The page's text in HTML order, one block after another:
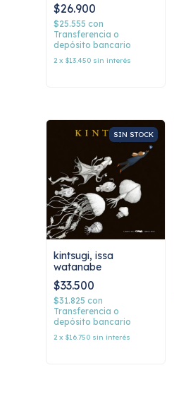
$26.900
$25.555 con
Transferencia o
depósito bancario
2 x $13.450 sin interés
SIN STOCK
kintsugi, issa
watanabe
$33.500
$31.825 con
Transferencia o
depósito bancario
2 x $16.750 sin interés